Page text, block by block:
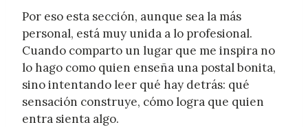
Por eso esta sección, aunque sea la más
personal, está muy unida a lo profesional.
Cuando comparto un lugar que me inspira no
lo hago como quien enseña una postal bonita,
sino intentando leer qué hay detrás: qué
sensación construye, cómo logra que quien
entra sienta algo.